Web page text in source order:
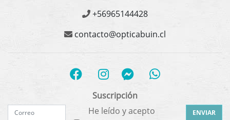
+56965144428
contacto@opticabuin.cl
Suscripción
He leído y acepto
ENVIAR